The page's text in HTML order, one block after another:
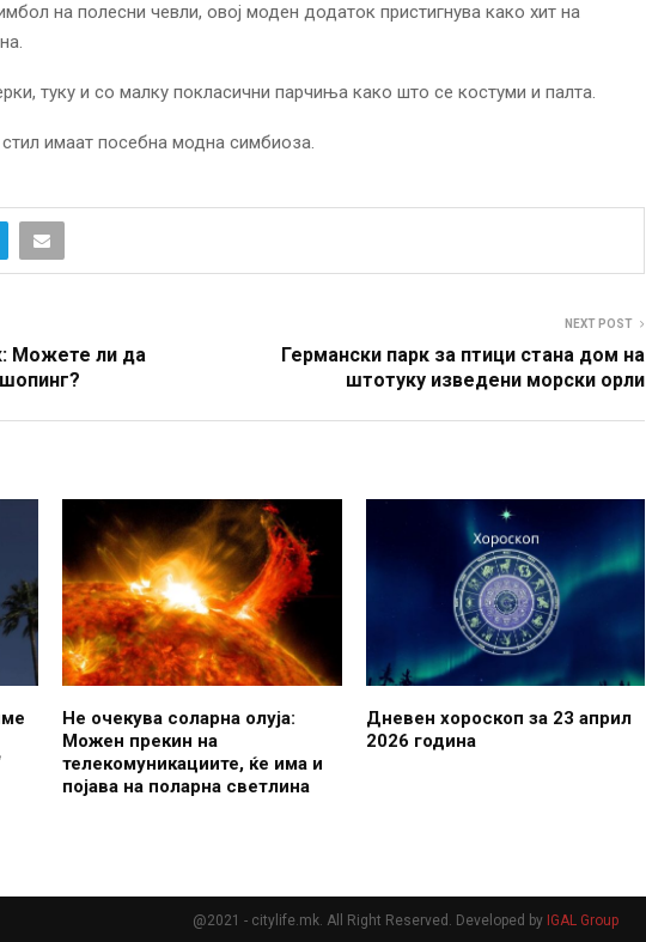
на полесни чевли, овој моден додаток пристигнува како хит на
туку и со малку покласични парчиња како што се костуми и палта.
стил имаат посебна модна симбиоза.
Можете ли да
NEXT POST
Германски парк за птици стана дом на
штотуку изведени морски орли
Не очекува соларна олуја:
Можен прекин на
телекомуникациите, ќе има и
појава на поларна светлина
Дневен хороскоп за 23 април
2026 година
@2021 - citylife.mk. All Right Reserved. Developed by IGAL Group